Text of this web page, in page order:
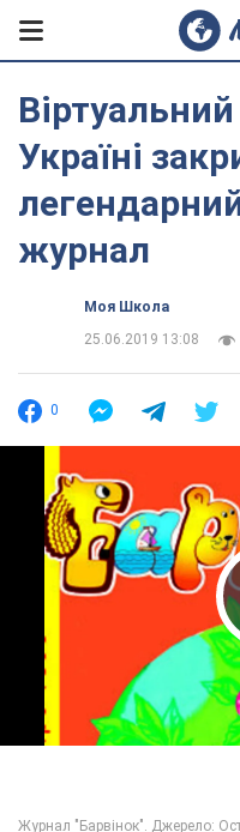
Україні
журнал
Моя Школа
25.06.2019 13:08
0